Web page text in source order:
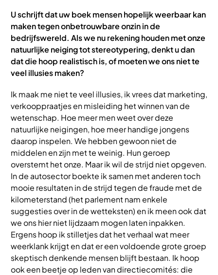
U schrijft dat uw boek mensen hopelijk weerbaar kan
maken tegen onbetrouwbare onzin in de
bedrijfswereld. Als we nu rekening houden met onze
natuurlijke neiging tot stereotypering, denkt u dan
dat die hoop realistisch is, of moeten we ons niet te
veel illusies maken?
Ik maak me niet te veel illusies, ik vrees dat marketing,
verkooppraatjes en misleiding het winnen van de
wetenschap. Hoe meer men weet over deze
natuurlijke neigingen, hoe meer handige jongens
daarop inspelen. We hebben gewoon niet de
middelen en zijn met te weinig. Hun geroep
overstemt het onze. Maar ik wil de strijd niet opgeven.
In de autosector boekte ik samen met anderen toch
mooie resultaten in de strijd tegen de fraude met de
kilometerstand (het parlement nam enkele
suggesties over in de wetteksten) en ik meen ook dat
we ons hier niet lijdzaam mogen laten inpakken.
Ergens hoop ik stilletjes dat het verhaal wat meer
weerklank krijgt en dat er een voldoende grote groep
skeptisch denkende mensen blijft bestaan. Ik hoop
ook een beetje op leden van directiecomités: die